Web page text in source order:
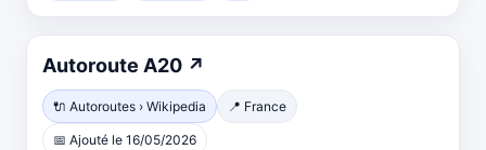
Autoroute A20 ↗
🔌 Autoroutes › Wikipedia 📍 France
📅 Ajouté le 16/05/2026